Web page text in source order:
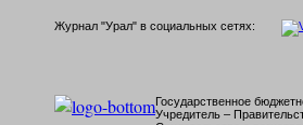
Журнал "Урал" в социальных сетях:
Государственное
Учредитель –